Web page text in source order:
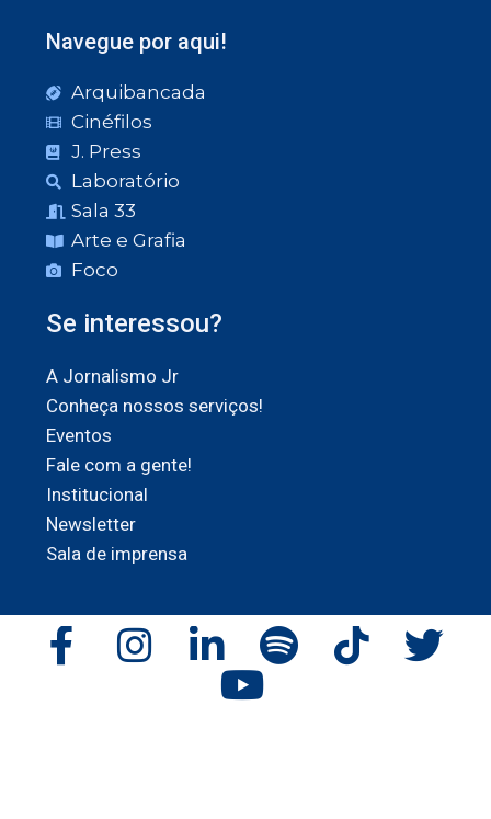
Navegue por aqui!
Arquibancada
Cinéfilos
J. Press
Laboratório
Sala 33
Arte e Grafia
Foco
Se interessou?
A Jornalismo Jr
Conheça nossos serviços!
Eventos
Fale com a gente!
Institucional
Newsletter
Sala de imprensa